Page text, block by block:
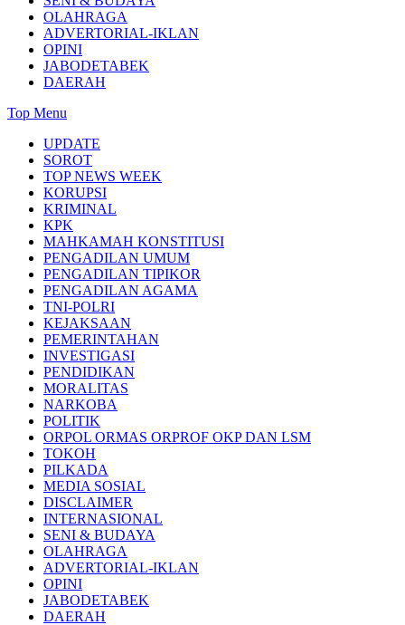
OLAHRAGA
ADVERTORIAL-IKLAN
OPINI
JABODETABEK
DAERAH
Top Menu
UPDATE
SOROT
TOP NEWS WEEK
KORUPSI
KRIMINAL
KPK
MAHKAMAH KONSTITUSI
PENGADILAN UMUM
PENGADILAN TIPIKOR
PENGADILAN AGAMA
TNI-POLRI
KEJAKSAAN
PEMERINTAHAN
INVESTIGASI
PENDIDIKAN
MORALITAS
NARKOBA
POLITIK
ORPOL ORMAS ORPROF OKP DAN LSM
TOKOH
PILKADA
MEDIA SOSIAL
DISCLAIMER
INTERNASIONAL
SENI & BUDAYA
OLAHRAGA
ADVERTORIAL-IKLAN
OPINI
JABODETABEK
DAERAH